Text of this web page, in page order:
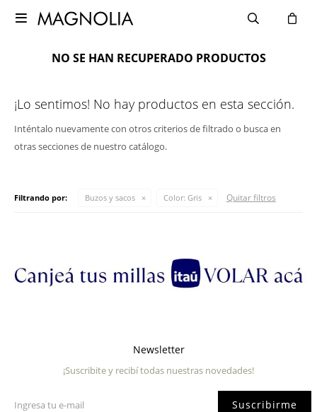

NO SE HAN RECUPERADO PRODUCTOS
¡Lo sentimos! No hay productos en esta sección.
Inténtalo nuevamente con otros criterios de filtrado o busca en
otras secciones de nuestro catálogo.
Filtrando por: Buzos y sacos Color: Gris Quitar filtros
Newsletter
¡Suscribite y recibí todas nuestras novedades!
Suscribirme